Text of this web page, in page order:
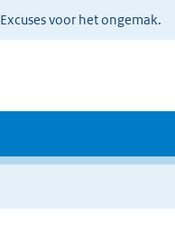
voor het ongemak.